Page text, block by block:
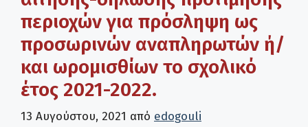
περιοχών για πρόσληψη ως
προσωρινών αναπληρωτών ή/
και ωρομισθίων το σχολικό
έτος 2021-2022.
13 Αυγούστου, 2021 από edogouli